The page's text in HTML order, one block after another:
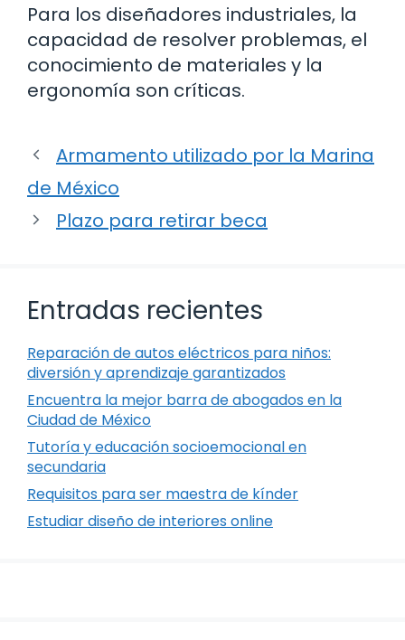
Para los diseñadores industriales, la
capacidad de resolver problemas, el
conocimiento de materiales y la
ergonomía son críticas.
Armamento utilizado por la Marina
de México
Plazo para retirar beca
Entradas recientes
Reparación de autos eléctricos para niños:
diversión y aprendizaje garantizados
Encuentra la mejor barra de abogados en la
Ciudad de México
Tutoría y educación socioemocional en
secundaria
Requisitos para ser maestra de kínder
Estudiar diseño de interiores online